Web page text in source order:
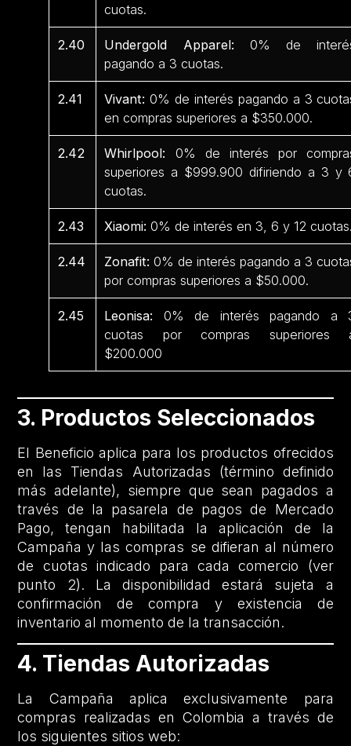
cuotas.
2.40 Undergold Apparel: 0% de
pagando a 3 cuotas.
2.41 Vivant: 0% de interés pagando a 3
en compras superiores a $350.000.
2.42 Whirlpool: 0% de interés por
superiores a $999.900 difiriendo a 3 y
cuotas.
2.43 Xiaomi: 0% de interés en 3, 6 y 12
2.44 Zonafit: 0% de interés pagando a 3
por compras superiores a $50.000.
2.45 Leonisa: 0% de interés pagando a
cuotas por compras superiores
$200.000
3. Productos Seleccionados
El Beneficio aplica para los productos ofrecidos
en las Tiendas Autorizadas (término definido
más adelante), siempre que sean pagados a
través de la pasarela de pagos de Mercado
Pago, tengan habilitada la aplicación de la
Campaña y las compras se difieran al número
de cuotas indicado para cada comercio (ver
punto 2). La disponibilidad estará sujeta a
confirmación de compra y existencia de
inventario al momento de la transacción.
4. Tiendas Autorizadas
La Campaña aplica exclusivamente para
compras realizadas en Colombia a través de
los siguientes sitios web: